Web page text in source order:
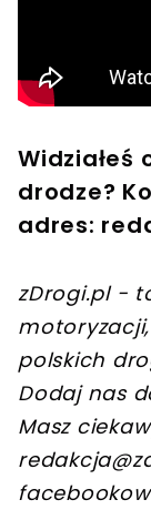
Widziałeś
drodze?
adres:
zDrogi.pl -
polskich
Dodaj nas
Masz